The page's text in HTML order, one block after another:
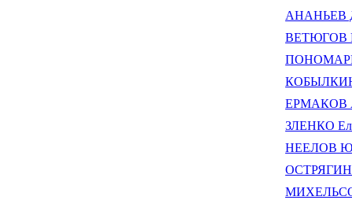
АНАНЬЕВ
ВЕТЮГОВ
КОБЫЛКИН
ЕРМАКОВ
ЗЛЕНКО
НЕЕЛОВ
ОСТРЯГИН